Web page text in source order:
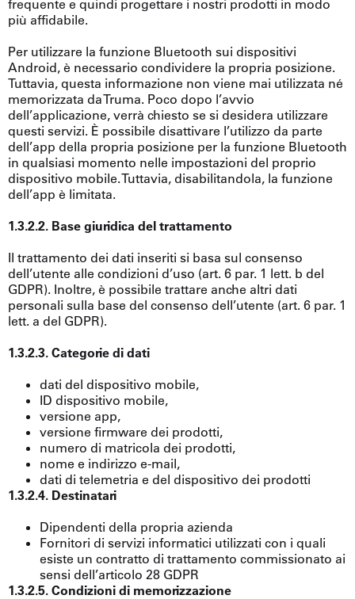
frequente e quindi progettare i nostri prodotti in modo
più affidabile.
Per utilizzare la funzione Bluetooth sui dispositivi
Android, è necessario condividere la propria posizione.
Tuttavia, questa informazione non viene mai utilizzata né
memorizzata da Truma. Poco dopo l’avvio
dell’applicazione, verrà chiesto se si desidera utilizzare
questi servizi. È possibile disattivare l’utilizzo da parte
dell’app della propria posizione per la funzione Bluetooth
in qualsiasi momento nelle impostazioni del proprio
dispositivo mobile. Tuttavia, disabilitandola, la funzione
dell’app è limitata.
1.3.2.2. Base giuridica del trattamento
Il trattamento dei dati inseriti si basa sul consenso
dell’utente alle condizioni d’uso (art. 6 par. 1 lett. b del
GDPR). Inoltre, è possibile trattare anche altri dati
personali sulla base del consenso dell’utente (art. 6 par. 1
lett. a del GDPR).
1.3.2.3. Categorie di dati
dati del dispositivo mobile,
ID dispositivo mobile,
versione app,
versione firmware dei prodotti,
numero di matricola dei prodotti,
nome e indirizzo e-mail,
dati di telemetria e del dispositivo dei prodotti
1.3.2.4. Destinatari
Dipendenti della propria azienda
Fornitori di servizi informatici utilizzati con i quali
esiste un contratto di trattamento commissionato ai
sensi dell’articolo 28 GDPR
1.3.2.5. Condizioni di memorizzazione